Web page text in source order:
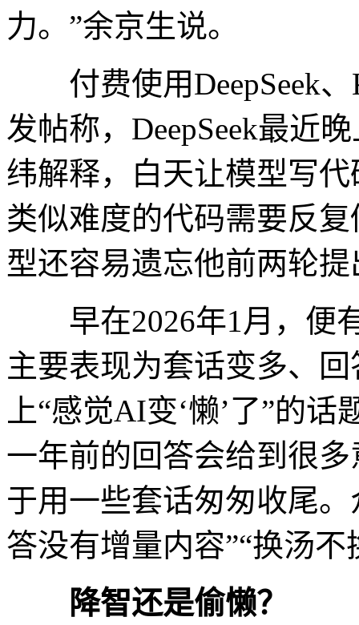
力。”余京生说。
付费使用DeepSeek、
发帖称，DeepSeek最近
纬解释，白天让模型写
类似难度的代码需要反
型还容易遗忘他前两轮
早在2026年1月，便有
主要表现为套话变多、
上“感觉AI变‘懒’了”的
一年前的回答会给到很
于用一些套话匆匆收尾
答没有增量内容”“换汤不
降智还是偷懒？